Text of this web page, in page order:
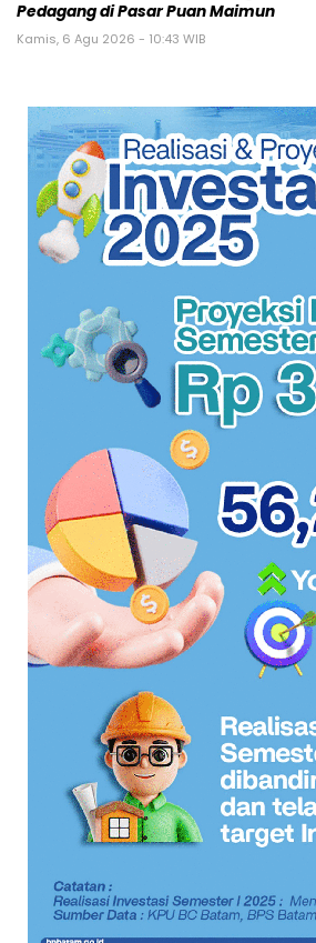
Pedagang di Pasar Puan Maimun
Kamis, 6 Agu 2026 - 10:43 WIB